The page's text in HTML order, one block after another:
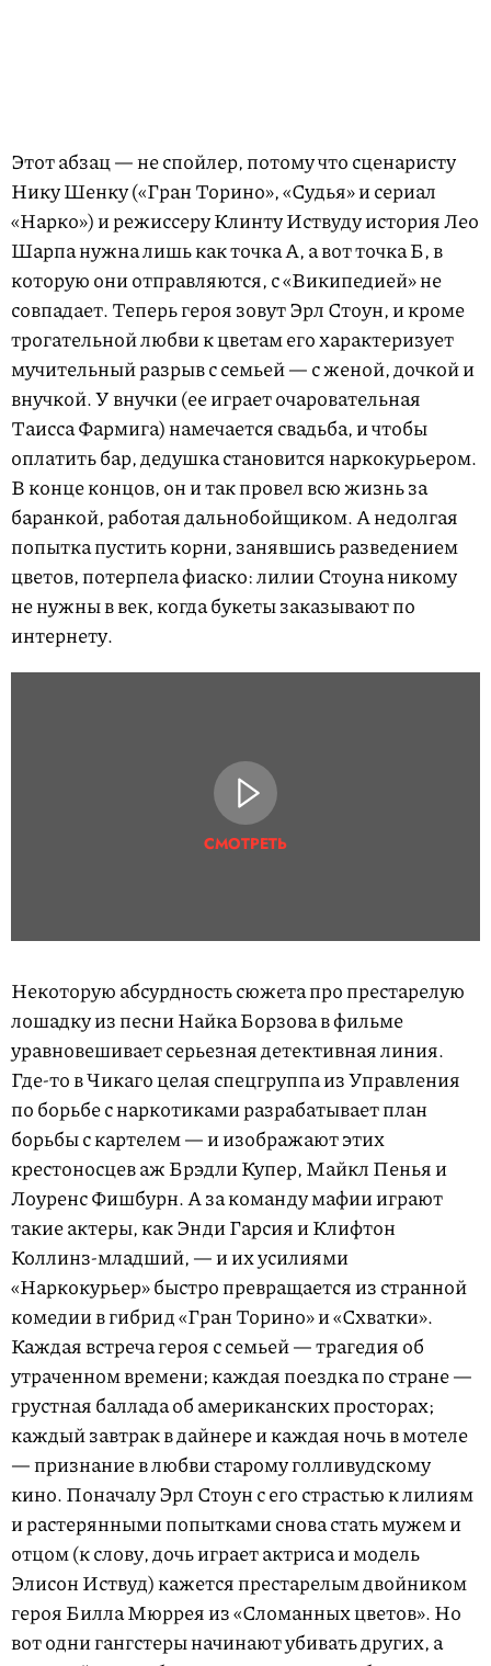
Этот абзац — не спойлер, потому что сценаристу
Нику Шенку («Гран Торино», «Судья» и сериал
«Нарко») и режиссеру Клинту Иствуду история Лео
Шарпа нужна лишь как точка А, а вот точка Б, в
которую они отправляются, с «Википедией» не
совпадает. Теперь героя зовут Эрл Стоун, и кроме
трогательной любви к цветам его характеризует
мучительный разрыв с семьей — с женой, дочкой и
внучкой. У внучки (ее играет очаровательная
Таисса Фармига) намечается свадьба, и чтобы
оплатить бар, дедушка становится наркокурьером.
В конце концов, он и так провел всю жизнь за
баранкой, работая дальнобойщиком. А недолгая
попытка пустить корни, занявшись разведением
цветов, потерпела фиаско: лилии Стоуна никому
не нужны в век, когда букеты заказывают по
интернету.
СМОТРЕТЬ
Некоторую абсурдность сюжета про престарелую
лошадку из песни Найка Борзова в фильме
уравновешивает серьезная детективная линия.
Где-то в Чикаго целая спецгруппа из Управления
по борьбе с наркотиками разрабатывает план
борьбы с картелем — и изображают этих
крестоносцев аж Брэдли Купер, Майкл Пенья и
Лоуренс Фишбурн. А за команду мафии играют
такие актеры, как Энди Гарсия и Клифтон
Коллинз-младший, — и их усилиями
«Наркокурьер» быстро превращается из странной
комедии в гибрид «Гран Торино» и «Схватки».
Каждая встреча героя с семьей — трагедия об
утраченном времени; каждая поездка по стране —
грустная баллада об американских просторах;
каждый завтрак в дайнере и каждая ночь в мотеле
— признание в любви старому голливудскому
кино. Поначалу Эрл Стоун с его страстью к лилиям
и растерянными попытками снова стать мужем и
отцом (к слову, дочь играет актриса и модель
Элисон Иствуд) кажется престарелым двойником
героя Билла Мюррея из «Сломанных цветов». Но
вот одни гангстеры начинают убивать других, а